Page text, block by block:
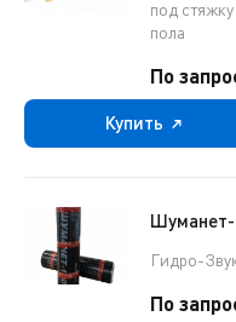
под
пола
По
Купить
Гидро-
По